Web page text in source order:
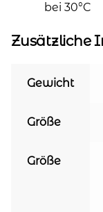
bei 30°C
Zusätzliche
Gewicht
Größe
Größe